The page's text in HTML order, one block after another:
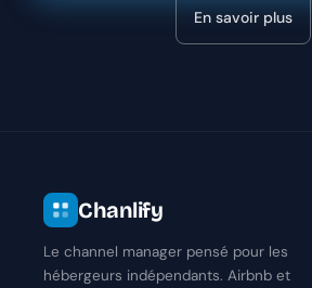
En savoir plus
Chanlify
Le channel manager pensé pour les
hébergeurs indépendants. Airbnb et